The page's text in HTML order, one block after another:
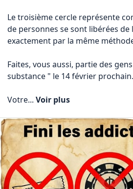
Le troisième cercle représente
de personnes se sont libérées de
exactement par la même
Faites, vous aussi, partie des
substance " le 14 février prochain.
Votre... Voir plus